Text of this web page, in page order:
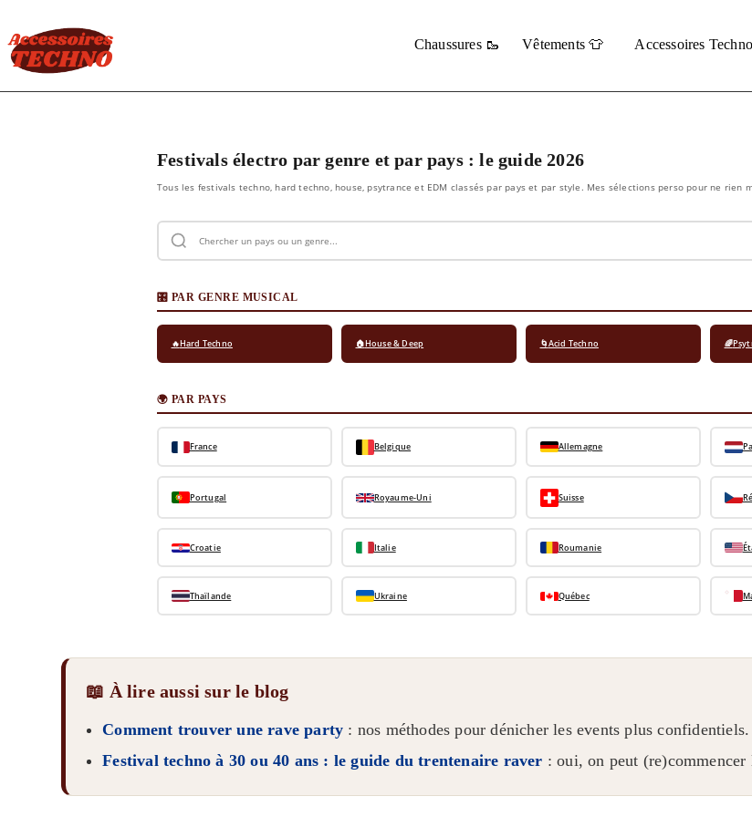
Chaussures 🥾 Vêtements 👕 Accessoires
Festivals électro par genre et par pays : le guide 2026
Tous les festivals techno, hard techno, house, psytrance et EDM classés par pays et par style. Mes sélections perso pour ne rien
🎛️ PAR GENRE MUSICAL
🔥Hard Techno 🏠House & Deep 🌀Acid Techno 🌈
🌍 PAR PAYS
France Belgique Allemagne
Portugal Royaume-Uni Suisse
Croatie Italie Roumanie
Thaïlande Ukraine Québec
📖 À lire aussi sur le blog
Comment trouver une rave party : nos méthodes pour dénicher les events plus confidentiels.
Festival techno à 30 ou 40 ans : le guide du trentenaire raver : oui, on peut (re)commencer